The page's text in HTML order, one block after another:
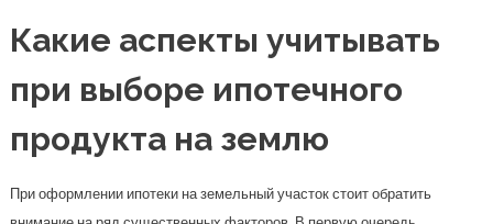
Какие аспекты учитывать
при выборе ипотечного
продукта на землю
При оформлении ипотеки на земельный участок стоит обратить